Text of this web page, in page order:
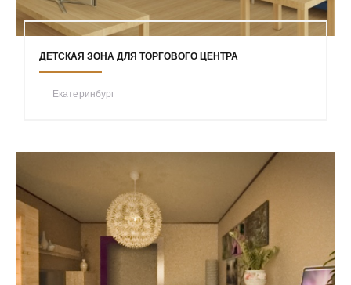
ДЕТСКАЯ ЗОНА ДЛЯ ТОРГОВОГО ЦЕНТРА
Екатеринбург